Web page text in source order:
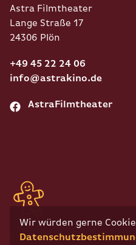
Wir würden gerne
Astra Filmtheater
Lange Straße 17
24306 Plön
+49 45 22 24 06
info@astrakino.de
AstraFilmtheater
COPYRIGHT